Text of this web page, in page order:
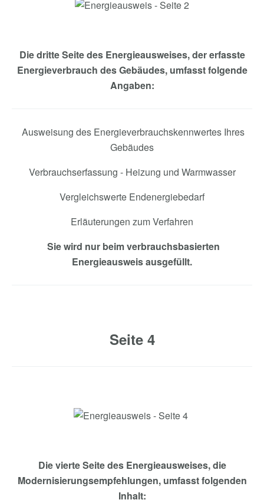
Die dritte Seite des Energieausweises, der erfasste
Energieverbrauch des Gebäudes, umfasst folgende
Angaben:
Ausweisung des Energieverbrauchskennwertes Ihres
Gebäudes
Verbrauchserfassung - Heizung und Warmwasser
Vergleichswerte Endenergiebedarf
Erläuterungen zum Verfahren
Sie wird nur beim verbrauchsbasierten
Energieausweis ausgefüllt.
Seite 4
Die vierte Seite des Energieausweises,die
Modernisierungsempfehlungen, umfasst folgenden
Inhalt: